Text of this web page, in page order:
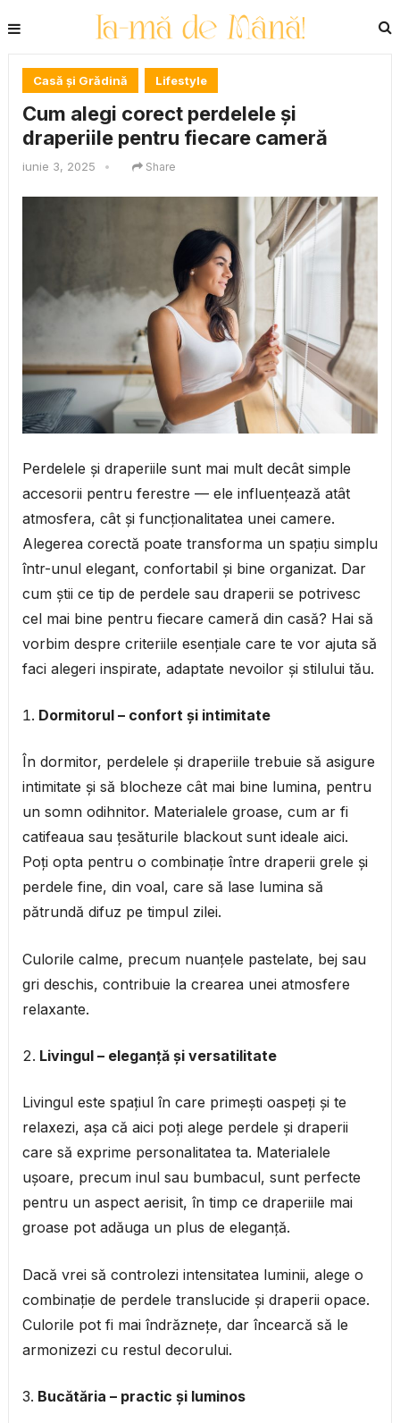
Casă și Grădină Lifestyle
Cum alegi corect perdelele și
draperiile pentru fiecare cameră
iunie 3, 2025 • Share
Perdelele și draperiile sunt mai mult decât simple
accesorii pentru ferestre — ele influențează atât
atmosfera, cât și funcționalitatea unei camere.
Alegerea corectă poate transforma un spațiu simplu
într-unul elegant, confortabil și bine organizat. Dar
cum știi ce tip de perdele sau draperii se potrivesc
cel mai bine pentru fiecare cameră din casă? Hai să
vorbim despre criteriile esențiale care te vor ajuta să
faci alegeri inspirate, adaptate nevoilor și stilului tău.
Dormitorul – confort și intimitate
În dormitor, perdelele și draperiile trebuie să asigure
intimitate și să blocheze cât mai bine lumina, pentru
un somn odihnitor. Materialele groase, cum ar fi
catifeaua sau țesăturile blackout sunt ideale aici.
Poți opta pentru o combinație între draperii grele și
perdele fine, din voal, care să lase lumina să
pătrundă difuz pe timpul zilei.
Culorile calme, precum nuanțele pastelate, bej sau
gri deschis, contribuie la crearea unei atmosfere
relaxante.
Livingul – eleganță și versatilitate
Livingul este spațiul în care primești oaspeți și te
relaxezi, așa că aici poți alege perdele și draperii
care să exprime personalitatea ta. Materialele
ușoare, precum inul sau bumbacul, sunt perfecte
pentru un aspect aerisit, în timp ce draperiile mai
groase pot adăuga un plus de eleganță.
Dacă vrei să controlezi intensitatea luminii, alege o
combinație de perdele translucide și draperii opace.
Culorile pot fi mai îndrăznețe, dar încearcă să le
armonizezi cu restul decorului.
Bucătăria – practic și luminos